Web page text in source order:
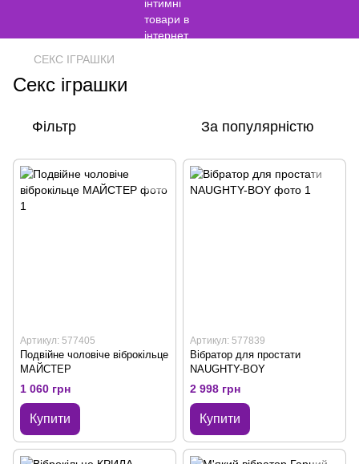
СЕКС ІГРАШКИ
Секс іграшки
Фільтр За популярністю
Артикул: 577405
Подвійне чоловіче віброкільце
МАЙСТЕР
1 060 грн
Купити
Артикул: 577839
Вібратор для простати
NAUGHTY-BOY
2 998 грн
Купити